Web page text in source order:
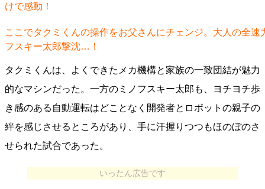
けで感動！
ここでタクミくんの操作をお父さんにチェンジ。大人の全速
フスキー太郎撃沈…！
タクミくんは、よくできたメカ機構と家族の一致団結が魅力
的なマシンだった。一方のミノフスキー太郎も、ヨチヨチ歩
き感のある自動運転はどことなく開発者とロボットの親子の
絆を感じさせるところがあり、手に汗握りつつもほのぼのさ
せられた試合であった。
いったん広告です